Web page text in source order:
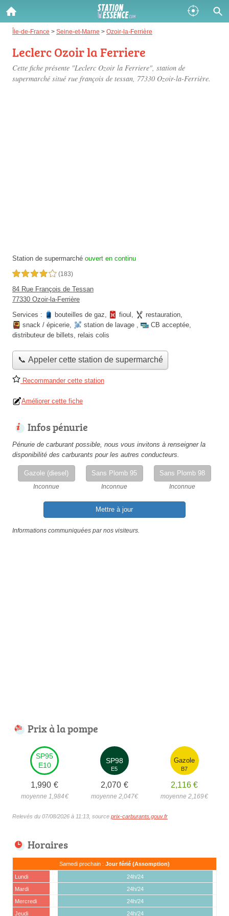
Île-de-France > Seine-et-Marne > Ozoir-la-Ferrière
Leclerc Ozoir la Ferriere
Cette fiche présente "Leclerc Ozoir la Ferriere", station de
supermarché situé rue françois de tessan, 77330 Ozoir-la-Ferrière.
Station de supermarché ouvert en continu
4,0 étoiles sur 5 (183)
84 Rue François de Tessan
77330 Ozoir-la-Ferrière
Services :
bouteilles de gaz, fioul , restauration,
snack / épicerie, station de lavage , CB acceptée,
distributeur de billets, relais colis
📞 Appeler cette station de supermarché
Recommander cette station
Améliorer cette fiche
Infos pénurie
Pénurie de carburant possible, nous vous invitons à renseigner la
disponibilité des carburants pour les autres conducteurs.
Gazole (diesel)
Inconnue
Sans Plomb 95
Inconnue
Sans Plomb 98
Inconnue
Mettre à jour
Informations communiquées par nos visiteurs.
Prix à la pompe
SP95
E10
1,990 €
moyenne 1,984€
SP98
E5
2,070 €
moyenne 2,047€
Gazole
B7
2,116 €
moyenne 2,169€
Relevés du 07/08/2026 à 11:13, source prix-carburants.gouv.fr
Horaires
Samedi prochain : Jour férié (Assomption)
Lundi
24h/24
Mardi
24h/24
Mercredi
24h/24
Jeudi
24h/24
Gazole :
Disponible
SP 98 :